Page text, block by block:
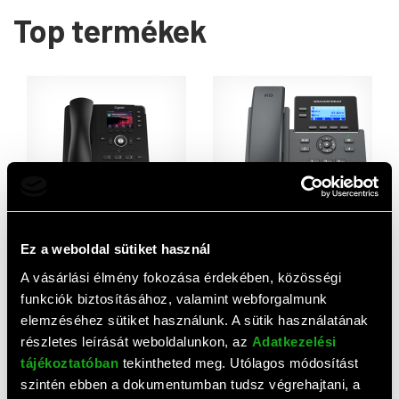
Ez a weboldal sütiket használ
A vásárlási élmény fokozása érdekében, közösségi
funkciók biztosításához, valamint webforgalmunk
elemzéséhez sütiket használunk. A sütik használatának
részletes leírását weboldalunkon, az Adatkezelési
tájékoztatóban tekintheted meg. Utólagos módosítást
szintén ebben a dokumentumban tudsz végrehajtani, a
Top termékek
Gigaset P710 IP PRO VoIP 6
vonalas asztali telefon (2,8"
TFT kijelző, 320x240, 2xRJ-
45, PoE, fekete)
30 730 HUF
VoIP 2 vonalas telefon
(grafikus LCD kijelző, 4 SIP,
2xRJ-45, PoE, Wi-Fi)
20 030 HUF